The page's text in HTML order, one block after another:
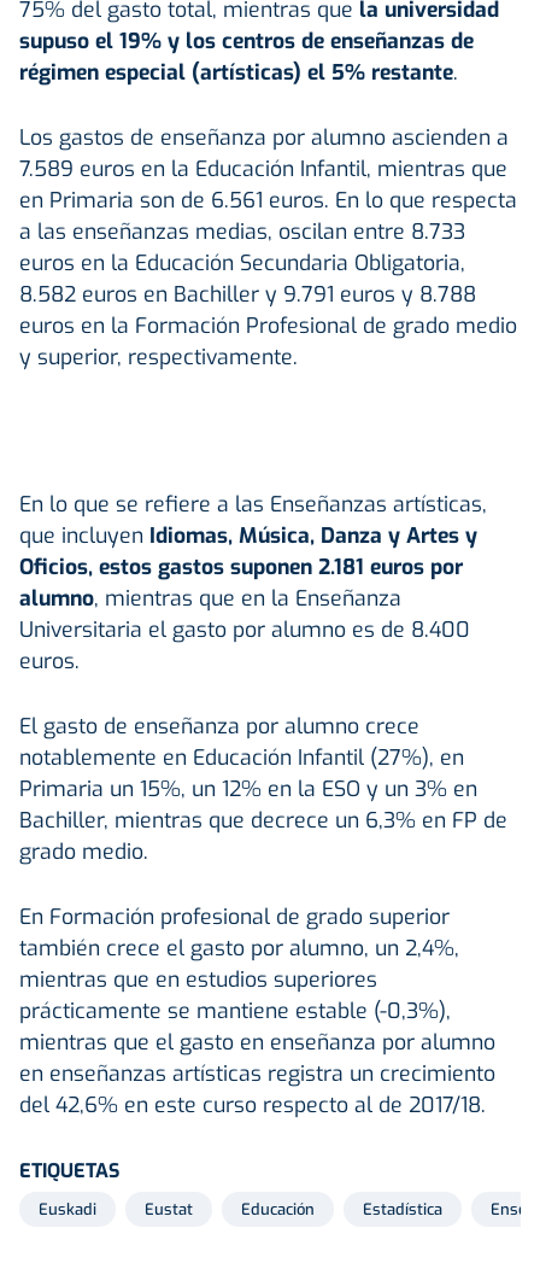
75% del gasto total, mientras que la universidad
supuso el 19% y los centros de enseñanzas de
régimen especial (artísticas) el 5% restante.
Los gastos de enseñanza por alumno ascienden a
7.589 euros en la Educación Infantil, mientras que
en Primaria son de 6.561 euros. En lo que respecta
a las enseñanzas medias, oscilan entre 8.733
euros en la Educación Secundaria Obligatoria,
8.582 euros en Bachiller y 9.791 euros y 8.788
euros en la Formación Profesional de grado medio
y superior, respectivamente.
En lo que se refiere a las Enseñanzas artísticas,
que incluyen Idiomas, Música, Danza y Artes y
Oficios, estos gastos suponen 2.181 euros por
alumno, mientras que en la Enseñanza
Universitaria el gasto por alumno es de 8.400
euros.
El gasto de enseñanza por alumno crece
notablemente en Educación Infantil (27%), en
Primaria un 15%, un 12% en la ESO y un 3% en
Bachiller, mientras que decrece un 6,3% en FP de
grado medio.
En Formación profesional de grado superior
también crece el gasto por alumno, un 2,4%,
mientras que en estudios superiores
prácticamente se mantiene estable (-0,3%),
mientras que el gasto en enseñanza por alumno
en enseñanzas artísticas registra un crecimiento
del 42,6% en este curso respecto al de 2017/18.
ETIQUETAS
Euskadi Eustat Educación Estadística